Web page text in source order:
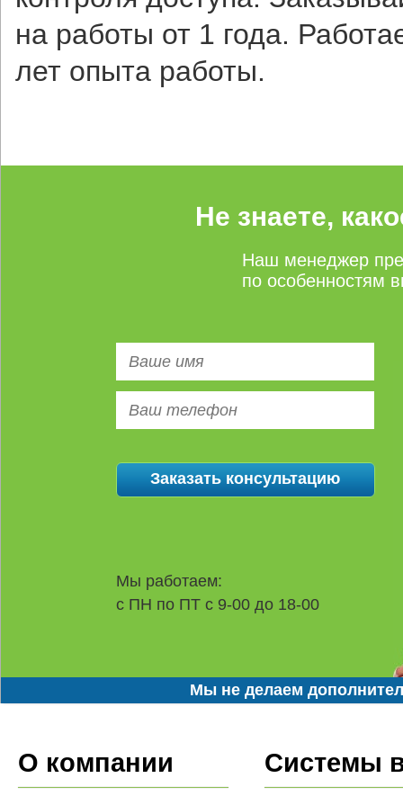
на работы от 1 года.
лет опыта работы.
Не знаете,
Наш менеджер
по особенностям
Мы работаем:
с ПН по ПТ с 9-00 до 18-00
Мы не делаем
О компании Системы